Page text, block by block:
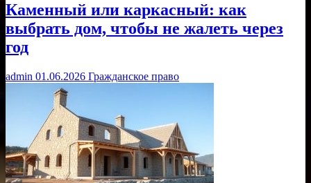
Каменный или каркасный: как
выбрать дом, чтобы не жалеть через
год
admin 01.06.2026 Гражданское право